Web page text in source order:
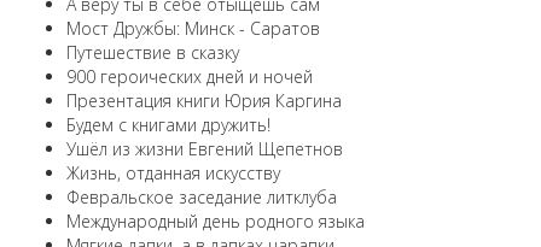
Мост Дружбы: Минск - Саратов
Путешествие в сказку
900 героических дней и ночей
Презентация книги Юрия Каргина
Будем с книгами дружить!
Ушёл из жизни Евгений Щепетнов
Жизнь, отданная искусству
Февральское заседание литклуба
Международный день родного языка